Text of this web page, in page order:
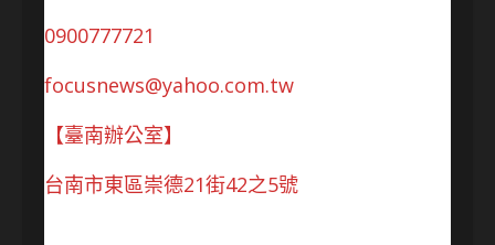
0900777721
focusnews@yahoo.com.tw
【臺南辦公室】
台南市東區崇德21街42之5號